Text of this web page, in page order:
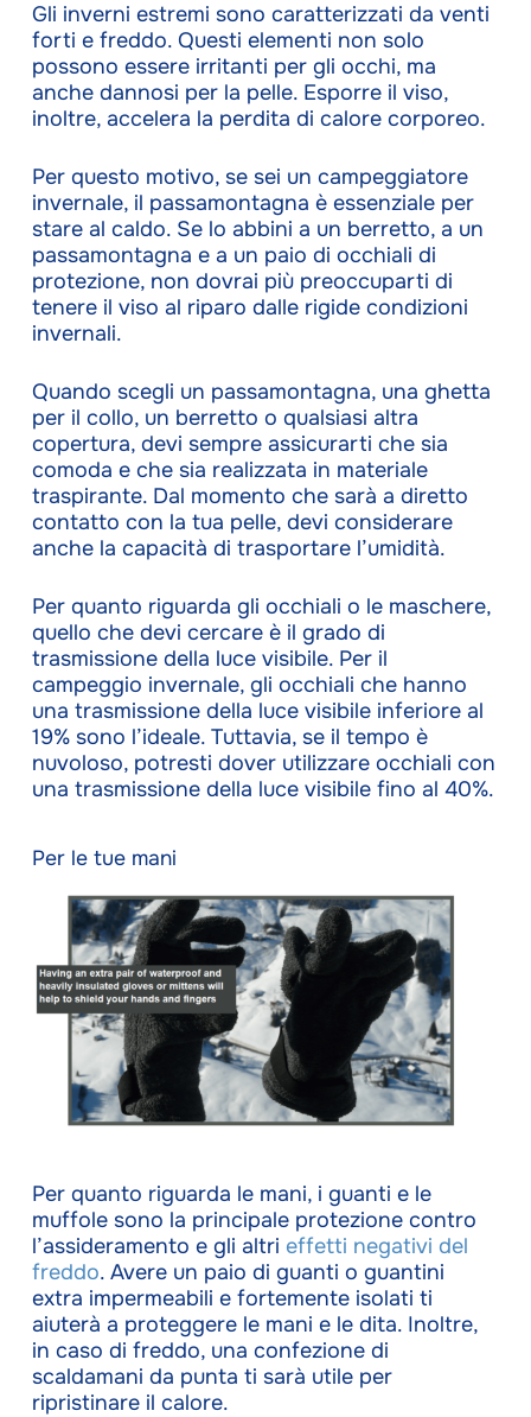
Gli inverni estremi sono caratterizzati da venti
forti e freddo. Questi elementi non solo
possono essere irritanti per gli occhi, ma
anche dannosi per la pelle. Esporre il viso,
inoltre, accelera la perdita di calore corporeo.
Per questo motivo, se sei un campeggiatore
invernale, il passamontagna è essenziale per
stare al caldo. Se lo abbini a un berretto, a un
passamontagna e a un paio di occhiali di
protezione, non dovrai più preoccuparti di
tenere il viso al riparo dalle rigide condizioni
invernali.
Quando scegli un passamontagna, una ghetta
per il collo, un berretto o qualsiasi altra
copertura, devi sempre assicurarti che sia
comoda e che sia realizzata in materiale
traspirante. Dal momento che sarà a diretto
contatto con la tua pelle, devi considerare
anche la capacità di trasportare l’umidità.
Per quanto riguarda gli occhiali o le maschere,
quello che devi cercare è il grado di
trasmissione della luce visibile. Per il
campeggio invernale, gli occhiali che hanno
una trasmissione della luce visibile inferiore al
19% sono l’ideale. Tuttavia, se il tempo è
nuvoloso, potresti dover utilizzare occhiali con
una trasmissione della luce visibile fino al 40%.
Per le tue mani
Per quanto riguarda le mani, i guanti e le
muffole sono la principale protezione contro
l’assideramento e gli altri effetti negativi del
freddo. Avere un paio di guanti o guantini
extra impermeabili e fortemente isolati ti
aiuterà a proteggere le mani e le dita. Inoltre,
in caso di freddo, una confezione di
scaldamani da punta ti sarà utile per
ripristinare il calore.